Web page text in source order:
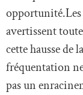
opportunité.Les
avertissent
cette hausse de la
fréquentation
pas un